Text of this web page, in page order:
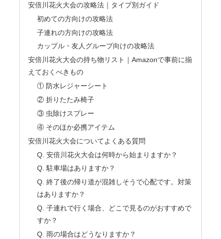
安倍川花火大会の攻略法｜タイプ別ガイド
初めての方向けの攻略法
子連れの方向けの攻略法
カップル・友人グループ向けの攻略法
安倍川花火大会の持ち物リスト｜Amazonで事前に揃
えておくべきもの
① 防水レジャーシート
② 折りたたみ椅子
③ 虫除けスプレー
④ そのほか必携アイテム
安倍川花火大会についてよくある質問
Q. 安倍川花火大会は何時から始まりますか？
Q. 駐車場はありますか？
Q. 終了後の帰り道が混雑しそうで心配です。対策
はありますか？
Q. 子連れで行く場合、どこで見るのがおすすめで
すか？
Q. 雨の場合はどうなりますか？